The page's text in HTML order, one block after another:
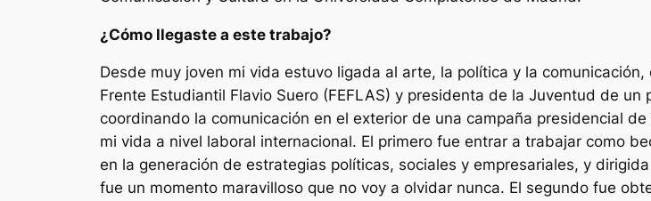
¿Cómo llegaste a este trabajo?
Desde muy joven mi vida estuvo ligada al arte, la política y la
Frente Estudiantil Flavio Suero (FEFLAS) y presidenta de la Juventud de
coordinando la comunicación en el exterior de una campaña presidencial
mi vida a nivel laboral internacional. El primero fue entrar a trabajar como
en la generación de estrategias políticas, sociales y empresariales, y
fue un momento maravilloso que no voy a olvidar nunca. El segundo fue